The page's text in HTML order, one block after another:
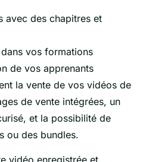
avec des chapitres et
vos formations
de vos apprenants
la vente de vos vidéos de
de vente intégrées, un
et la possibilité de
ou des bundles.
vidéo enregistrée et